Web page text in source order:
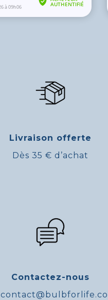
Livraison offerte
Dès 35 € d’achat
Contactez-nous